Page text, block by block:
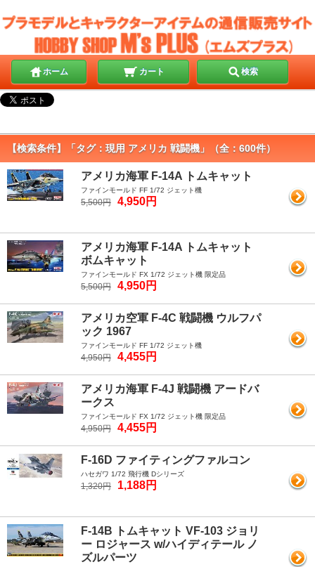
ホーム カート 検索
【検索条件】「タグ：現用 アメリカ 戦闘機」（全：600件）
アメリカ海軍 F-14A トムキャット
ファインモールド FF 1/72 ジェット機
5,500円 4,950円
アメリカ海軍 F-14A トムキャット
ボムキャット
ファインモールド FX 1/72 ジェット機 限定品
5,500円 4,950円
アメリカ空軍 F-4C 戦闘機 ウルフパ
ック 1967
ファインモールド FF 1/72 ジェット機
4,950円 4,455円
アメリカ海軍 F-4J 戦闘機 アードバ
ークス
ファインモールド FX 1/72 ジェット機 限定品
4,950円 4,455円
F-16D ファイティングファルコン
ハセガワ 1/72 飛行機 Dシリーズ
1,320円 1,188円
F-14B トムキャット VF-103 ジョリ
ー ロジャース w/ハイディテール ノ
ズルパーツ